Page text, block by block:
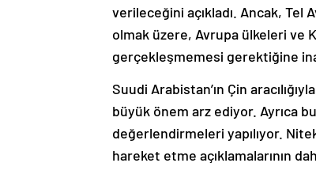
verileceğini açıkladı. Ancak, Tel
olmak üzere, Avrupa ülkeleri ve
gerçekleşmemesi gerektiğine
Suudi Arabistan’ın Çin
büyük önem arz ediyor. Ayrıca
değerlendirmeleri yapılıyor.
hareket etme açıklamalarının